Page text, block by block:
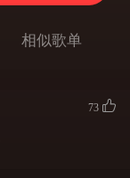
相似歌单
73